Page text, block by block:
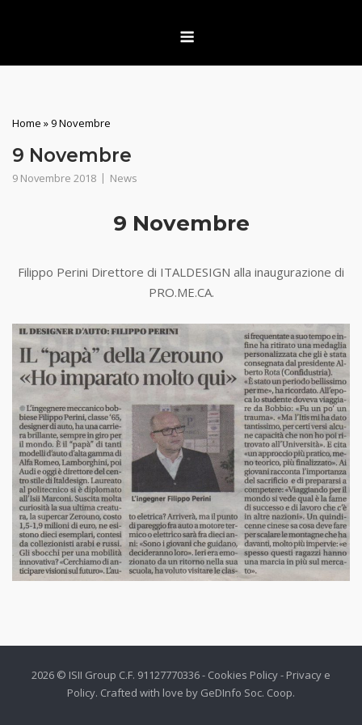
Home »9 Novembre
9 Novembre
9 Novembre 2018 News
9 Novembre
Filippo Perini Direttore di ITALDESIGN alla inaugurazione di
PRO.ME.CA.
2026 © ISII Group C.F. 91127770336 - Cookies Policy- Privacy e
Policy. Crafted with love by GeDInfo Soc. Coop.